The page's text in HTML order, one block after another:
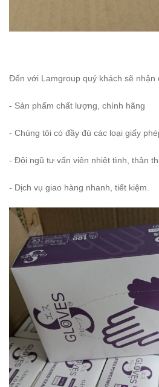
Đến với Lamgroup quý khách sẽ nhận
- Sản phẩm chất lượng, chính hãng
- Chúng tôi có đầy đủ các loại giấy
- Đội ngũ tư vấn viên nhiệt tình, thân
- Dịch vụ giao hàng nhanh, tiết kiệm.